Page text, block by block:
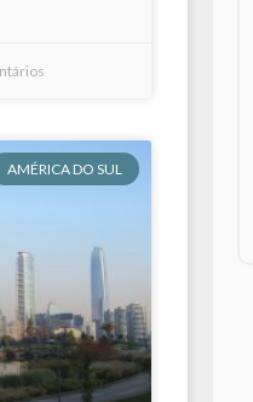
AMÉRICA DO SUL